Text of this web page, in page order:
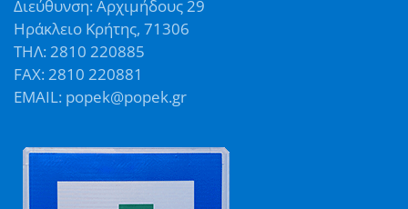
Διεύθυνση: Αρχιμήδους 29
Ηράκλειο Κρήτης, 71306
ΤΗΛ: 2810 220885
FAX: 2810 220881
EMAIL: popek@popek.gr